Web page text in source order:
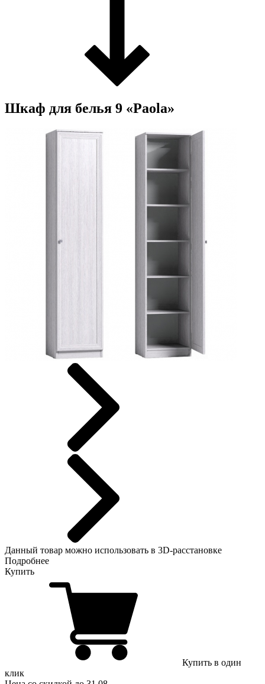
Шкаф для белья 9 «Paola»
Данный товар можно использовать в 3D-расстановке
Подробнее
Купить
Купить в один
клик